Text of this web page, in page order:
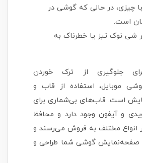
چیزی، در حالی که گوشی در
است.
شی نوک تیز یا خطرناک به
جلوگیری از ترک خوردن
موبایل، استفاده از قاب و
است. قاب‌های بی‌شماری برای
و آیفون وجود دارد و محافظ
انواع مختلف به فروش می‌رسند و
صفحه‌نمایش گوشی شما طراحی و